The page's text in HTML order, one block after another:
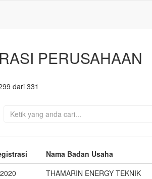
PERUSAHAAN
dari 331
Nama Badan Usaha
THAMARIN ENERGY TEKNIK